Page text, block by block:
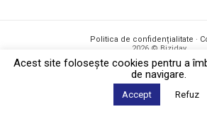
Politica de confidențialitate ·
2026 © Biziday
Acest site foloseşte cookies pentru a
de navigare.
Accept Refuz